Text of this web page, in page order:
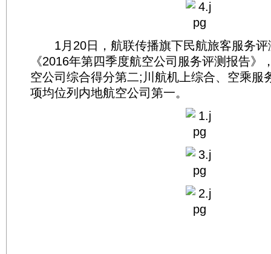
1月20日，航联传播旗下民航旅客服务评
《2016年第四季度航空公司服务评测报告》
空公司综合得分第二;川航机上综合、空乘服
项均位列内地航空公司第一。